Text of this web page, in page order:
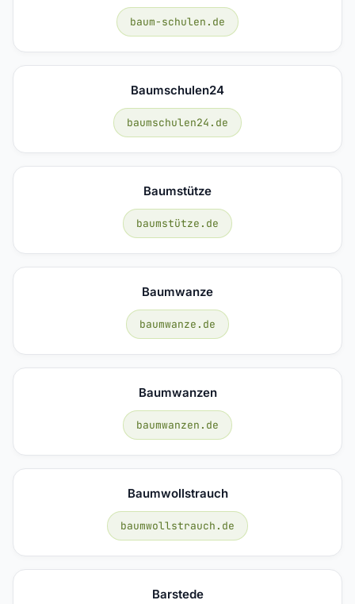
baum-schulen.de
Baumschulen24
baumschulen24.de
Baumstütze
baumstütze.de
Baumwanze
baumwanze.de
Baumwanzen
baumwanzen.de
Baumwollstrauch
baumwollstrauch.de
Barstede